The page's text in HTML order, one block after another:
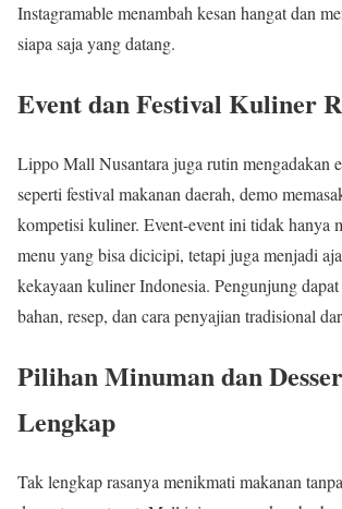
Instagramable menambah kesan hangat dan
siapa saja yang datang.
Event dan Festival Kuliner
Lippo Mall Nusantara juga rutin mengadakan
seperti festival makanan daerah, demo
kompetisi kuliner. Event-event ini tidak hanya
menu yang bisa dicicipi, tetapi juga menjadi
kekayaan kuliner Indonesia. Pengunjung
bahan, resep, dan cara penyajian tradisional
Pilihan Minuman dan
Lengkap
Tak lengkap rasanya menikmati makanan